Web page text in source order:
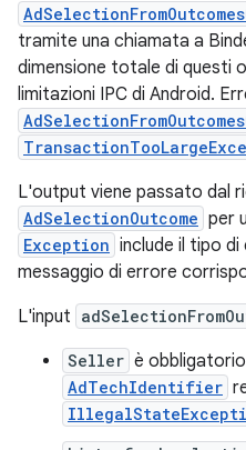
tramite una chiamata a
dimensione totale di questi
limitazioni IPC di Android.
L'output viene passato dal
AdSelectionOutcome per
Exception include il tipo
messaggio di errore
L'input
Seller è
AdTechIdentifier